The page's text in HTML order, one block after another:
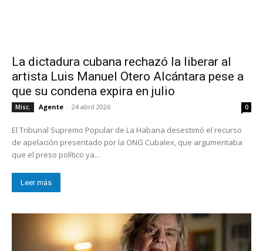
La dictadura cubana rechazó la liberar al
artista Luis Manuel Otero Alcántara pese a
que su condena expira en julio
Misc. Agente - 24 abril 2026 0
El Tribunal Supremo Popular de La Habana desestimó el recurso
de apelación presentado por la ONG Cubalex, que argumentaba
que el preso político ya...
Leer más